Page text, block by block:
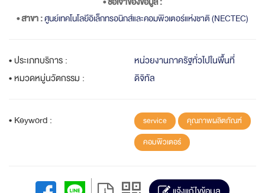
• สาขา :ศูนย์เทคโนโลยีอิเล็กทรอนิกส์และคอมพิวเตอร์แห่งชาติ (NECTEC)
• ประเภทบริการ :
หน่วยงานภาครัฐทั่วไปในพื้นที่
• หมวดหมู่นวัตกรรม :
ดิจิทัล
• Keyword : service
คุณภาพผลิตภัณฑ์
คอมพิวเตอร์